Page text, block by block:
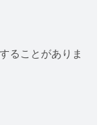
ることがありま